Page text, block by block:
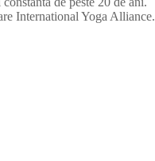
International Yoga Alliance.